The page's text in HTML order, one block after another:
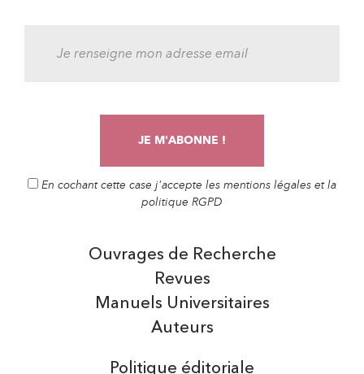
En cochant cette case j'accepte les mentions légales et la
politique RGPD
Auteurs
Manuels Universitaires
Ouvrages de Recherche
Revues
Politique éditoriale